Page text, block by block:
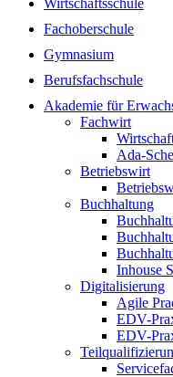
Wirtschaftsschule
Fachoberschule
Gymnasium
Berufsfachschule
Akademie für
Fachwirt
Ada-
Betriebswirt
Buchhaltung
Inhouse
Digitalisierung
Agile
EDV-
EDV-